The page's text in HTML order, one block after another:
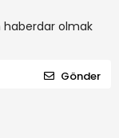
haberdar olmak
Gönder